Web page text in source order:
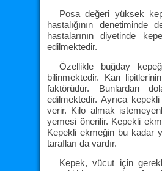
Posa değeri yüksek
hastalığının
hastalarının diyetinde
edilmektedir.
Özellikle buğday
bilinmektedir. Kan
faktörüdür. Bunlardan
edilmektedir. Ayrıca
verir. Kilo almak
yemesi önerilir. Kepekli
Kepekli ekmeğin bu kadar
tarafları da vardır.
Kepek, vücut için